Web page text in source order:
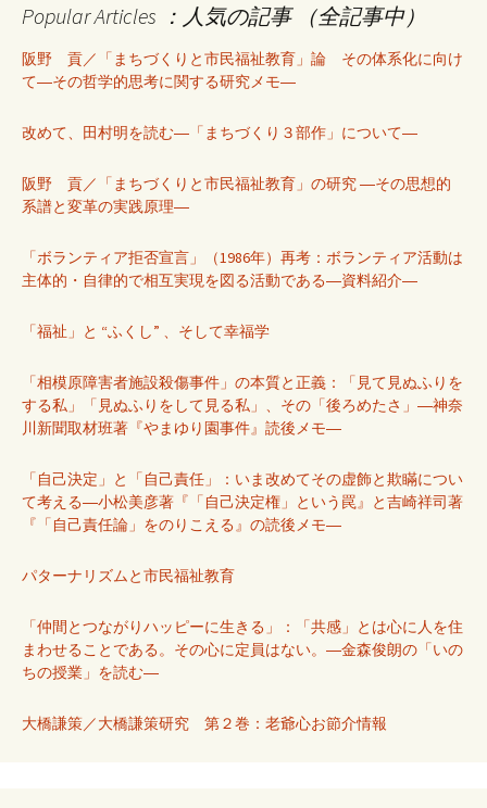
Popular Articles ：人気の記事 （全記事中）
阪野 貢／「まちづくりと市民福祉教育」論 その体系化に向け
て―その哲学的思考に関する研究メモ―
改めて、田村明を読む―「まちづくり３部作」について―
阪野 貢／「まちづくりと市民福祉教育」の研究 ―その思想的
系譜と変革の実践原理―
「ボランティア拒否宣言」（1986年）再考：ボランティア活動は
主体的・自律的で相互実現を図る活動である―資料紹介―
「福祉」と “ふくし” 、そして幸福学
「相模原障害者施設殺傷事件」の本質と正義：「見て見ぬふりを
する私」「見ぬふりをして見る私」、その「後ろめたさ」―神奈
川新聞取材班著『やまゆり園事件』読後メモ―
「自己決定」と「自己責任」：いま改めてその虚飾と欺瞞につい
て考える―小松美彦著『「自己決定権」という罠』と吉崎祥司著
『「自己責任論」をのりこえる』の読後メモ―
パターナリズムと市民福祉教育
「仲間とつながりハッピーに生きる」：「共感」とは心に人を住
まわせることである。その心に定員はない。―金森俊朗の「いの
ちの授業」を読む―
大橋謙策／大橋謙策研究 第２巻：老爺心お節介情報